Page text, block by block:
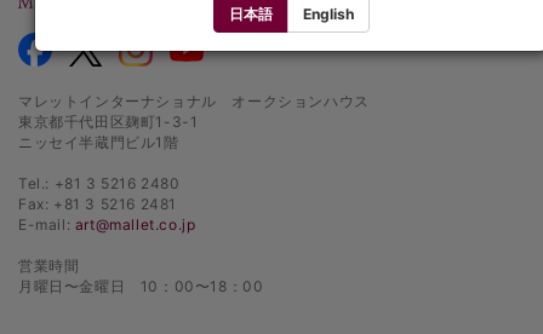
マレットインターナショナル オークションハウス
東京都千代田区麹町1-3-1
ニッセイ半蔵門ビル1階
Tel.: +81 3 5216 2480
Fax: +81 3 5216 2481
E-mail: art@mallet.co.jp
営業時間
月曜日〜金曜日 10：00〜18：00
日本語 English